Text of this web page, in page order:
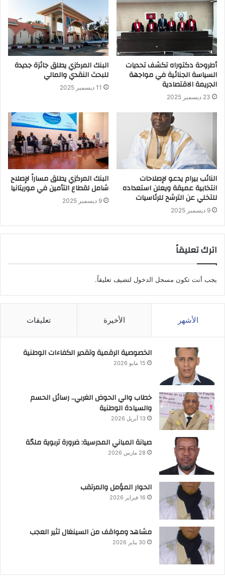
أطروحة دكتوراه تكشف تحديات
السياسة الجنائية في مواجهة
الجريمة الاقتصادية
23 ديسمبر 2025
البنك المركزي يطلق جائزة جديدة
للبحث النقدي والمالي
11 ديسمبر 2025
النائب بيرام يدعو لإصلاحات
انتخابية عميقة ويعلن استعداده
للتخلي عن الترشح للرئاسيات
9 ديسمبر 2025
البنك المركزي يطلق مساراً لإصلاح
شامل لقطاع التأمين في موريتانيا
9 ديسمبر 2025
اترك تعليقاً
يجب أنت تكون مسجل الدخول لتضيف تعليقاً.
الأشهر الأخيرة تعليقات
الخصوصية الرقمية وتقدير الكفاءات الوطنية
15 مايو 2026
خطاب والي الحوض الغربي.. رسائل الحسم
والسيادة الوطنية
13 أبريل 2026
صيانة المباني المدرسية: ضرورة تربوية ملحّة
28 مارس 2026
الحوار المؤمل والمرتقب
16 فبراير 2026
مشاهد ومواقف من السينغال تثير العجب
30 يناير 2026